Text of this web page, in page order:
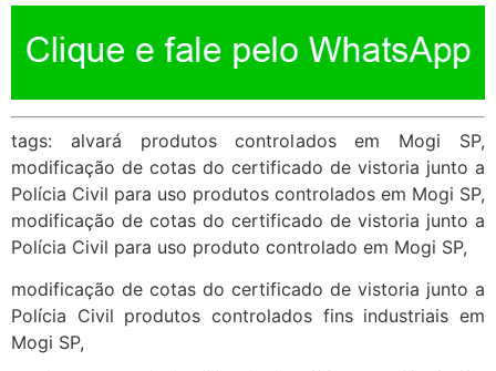
tags: alvará produtos controlados em Mogi SP,
modificação de cotas do certificado de vistoria junto a
Polícia Civil para uso produtos controlados em Mogi SP,
modificação de cotas do certificado de vistoria junto a
Polícia Civil para uso produto controlado em Mogi SP,
modificação de cotas do certificado de vistoria junto a
Polícia Civil produtos controlados fins industriais em
Mogi SP,